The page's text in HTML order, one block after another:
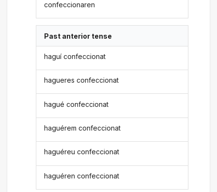
confeccionaren
Past anterior tense
haguí confeccionat
hagueres confeccionat
hagué confeccionat
haguérem confeccionat
haguéreu confeccionat
haguéren confeccionat